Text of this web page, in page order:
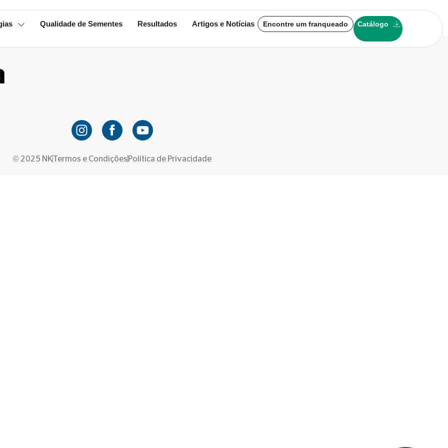
Qualidade de Sementes Resultados Artigos e Notícias Encontre um franqueado Catálogo
© 2025 NKTermos e Condições Política de Privacidade